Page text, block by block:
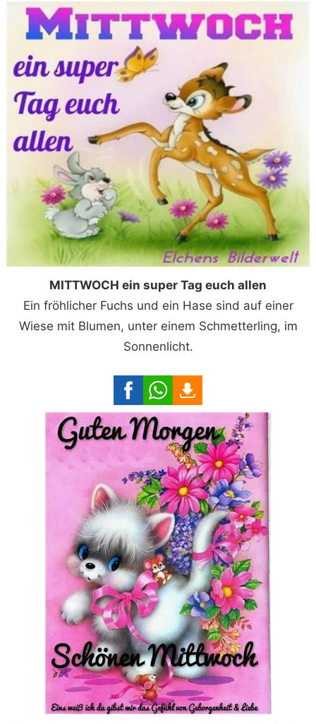
MITTWOCH ein super Tag euch allen
Ein fröhlicher Fuchs und ein Hase sind auf einer
Wiese mit Blumen, unter einem Schmetterling, im
Sonnenlicht.